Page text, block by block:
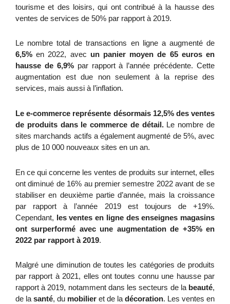
tourisme et des loisirs, qui ont contribué à la hausse des
ventes de services de 50% par rapport à 2019.
6,5% en 2022, avec un panier moyen de 65 euros en
hausse de 6,9% par rapport à l’année précédente. Cette
augmentation est due non seulement à la reprise des
services, mais aussi à l’inflation.
Le e-commerce représente désormais 12,5% des ventes
de produits dans le commerce de détail. Le nombre de
sites marchands actifs a également augmenté de 5%, avec
plus de 10 000 nouveaux sites en un an.
En ce qui concerne les ventes de produits sur internet, elles
ont diminué de 16% au premier semestre 2022 avant de se
stabiliser en deuxième partie d’année, mais la croissance
par rapport à l’année 2019 est toujours de +19%.
Cependant,
les ventes en ligne des enseignes magasins
ont surperformé avec une augmentation de +35% en
2022 par rapport à 2019.
Malgré une diminution de toutes les catégories de produits
par rapport à 2021, elles ont toutes connu une hausse par
rapport à 2019, notamment dans les secteurs de la beauté,
de la santé, du mobilier et de la décoration. Les ventes en